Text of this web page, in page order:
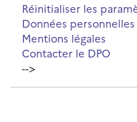
Réinitialiser les
Données personnelles
Mentions légales
Contacter le DPO
-->